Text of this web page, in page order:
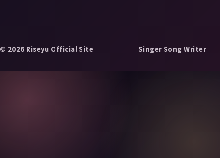
© 2026 Riseyu Official Site Singer Song Writer